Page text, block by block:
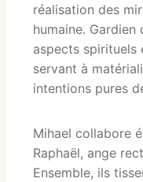
réalisation des
humaine.
aspects spirituels
servant à
intentions pures
Mihael collabore
Raphaël, ange
Ensemble, ils